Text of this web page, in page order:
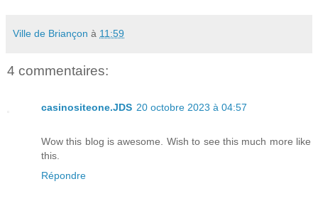
Ville de Briançon à 11:59
4 commentaires:
casinositeone.JDS 20 octobre 2023 à 04:57
Wow this blog is awesome. Wish to see this much more like
this.
Répondre